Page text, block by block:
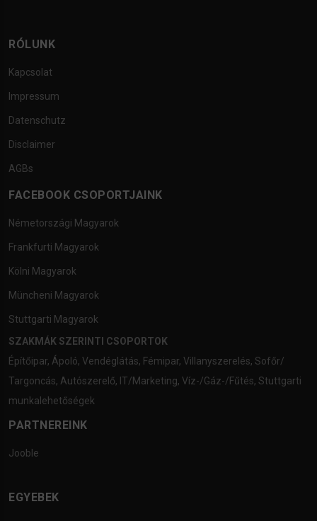
RÓLUNK
Kapcsolat
Impressum
Datenschutz
Disclaimer
AGBs
FACEBOOK CSOPORTJAINK
Németországi Magyarok
Frankfurti Magyarok
Kölni Magyarok
Müncheni Magyarok
Stuttgarti Magyarok
SZAKMÁK SZERINTI CSOPORTOK
Építőipar, Ápoló, Vendéglátás, Fémipar, Villanyszerelés, Sofőr/
Targoncás, Autószerelő, IT/Marketing, Víz-/Gáz-/Fűtés, Stuttgarti
munkalehetőségek
PARTNEREINK
Jooble
EGYEBEK